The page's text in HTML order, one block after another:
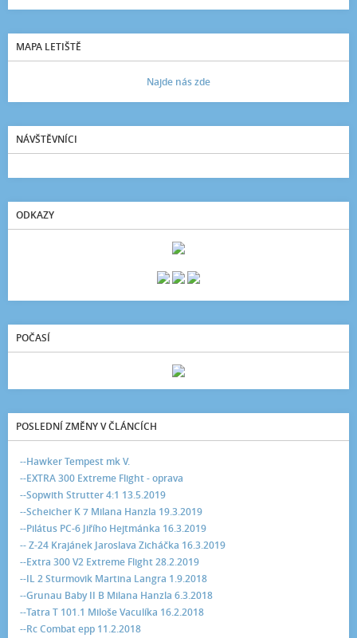
MAPA LETIŠTĚ
Najde nás zde
NÁVŠTĚVNÍCI
ODKAZY
POČASÍ
POSLEDNÍ ZMĚNY V ČLÁNCÍCH
--Hawker Tempest mk V.
--EXTRA 300 Extreme Flight - oprava
--Sopwith Strutter 4:1 13.5.2019
--Scheicher K 7 Milana Hanzla 19.3.2019
--Pilátus PC-6 Jiřího Hejtmánka 16.3.2019
-- Z-24 Krajánek Jaroslava Zicháčka 16.3.2019
--Extra 300 V2 Extreme Flight 28.2.2019
--IL 2 Sturmovik Martina Langra 1.9.2018
--Grunau Baby II B Milana Hanzla 6.3.2018
--Tatra T 101.1 Miloše Vaculíka 16.2.2018
--Rc Combat epp 11.2.2018